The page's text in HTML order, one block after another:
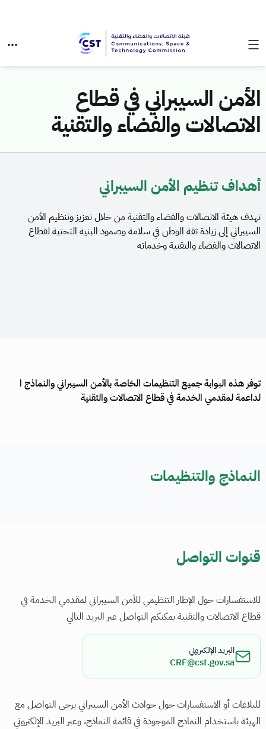
الأمن السيبراني في قطاع
الاتصالات والفضاء والتقنية​​
أهداف تنظيم الأمن السيبراني
تهدف هيئة الاتصالات والفضاء والتقنية من خلال تعزيز وتنظيم الأمن
السيبراني إلى زيادة ثقة الوطن في سلامة وصمود البنية التحتية لقطاع
الاتصالات والفضاء والتقنية وخدماته
توفر هذه البوابة جميع التنظيمات الخاصة بالأمن السيبراني والنماذج ا​
لداعمة لمقدمي الخدمة في قطاع الاتصالات والتقنية
النماذج والتنظيمات
​قنوات التواصل​
للاستفسارات حول الإطار التنظيمي للأمن السيبراني لمقدمي الخدمة في
قطاع الاتصالات والتقنية يمكنكم التواصل عبر البريد التالي
البريد الإلكتروني
CRF@cst.gov.sa
للبلاغات أو الاستفسارات حول حوادث الأمن السيبراني يرجى التواصل مع
الهيئة باستخدام النماذج الموجودة في قائمة النماذج، وعبر البريد الإلكتروني